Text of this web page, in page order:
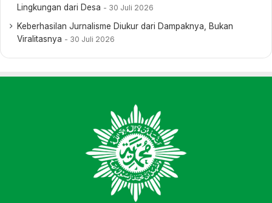
Lingkungan dari Desa
30 Juli 2026
Keberhasilan Jurnalisme Diukur dari Dampaknya, Bukan
Viralitasnya
30 Juli 2026